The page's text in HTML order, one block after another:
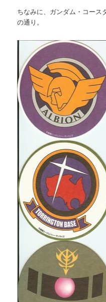
ちなみに、ガンダム・コース
の通り。